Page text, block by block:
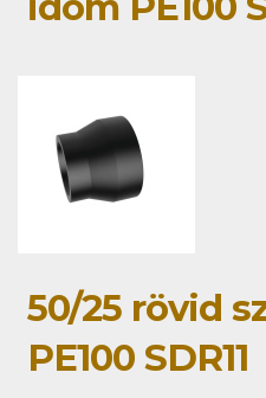
50/25 rövid
PE100 SDR11